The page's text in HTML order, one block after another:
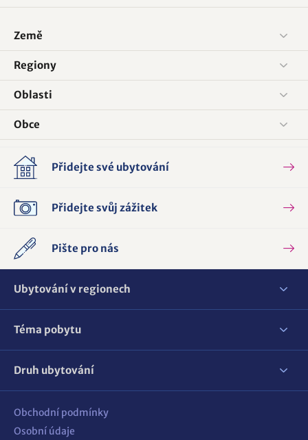
Země
Regiony
Oblasti
Obce
Přidejte své ubytování
Přidejte svůj zážitek
Pište pro nás
Ubytování v regionech
Téma pobytu
Druh ubytování
Obchodní podmínky
Osobní údaje